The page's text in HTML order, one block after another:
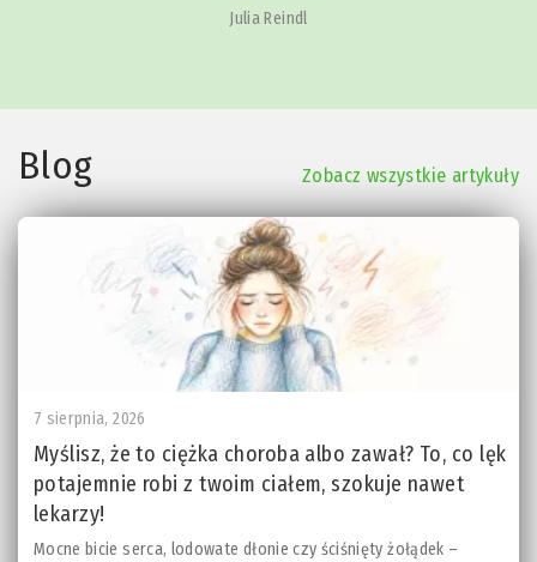
Julia Reindl
Blog Zobacz wszystkie artykuły
7 sierpnia, 2026
Myślisz, że to ciężka choroba albo zawał? To, co lęk
potajemnie robi z twoim ciałem, szokuje nawet
lekarzy!
Mocne bicie serca, lodowate dłonie czy ściśnięty żołądek –